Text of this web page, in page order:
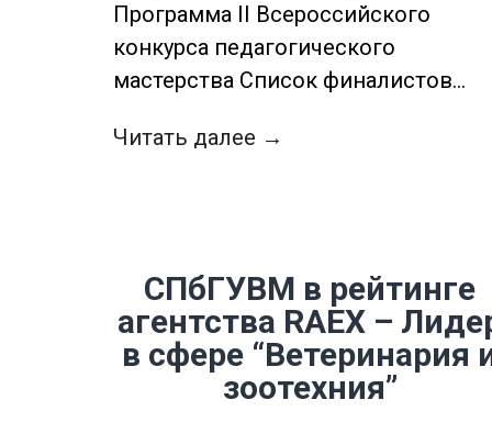
Программа II Всероссийского
конкурса педагогического
мастерства Список финалистов…
Читать далее →
СПбГУВМ в рейтинге
агентства RAEX –
в сфере “Ветеринария
зоотехния”